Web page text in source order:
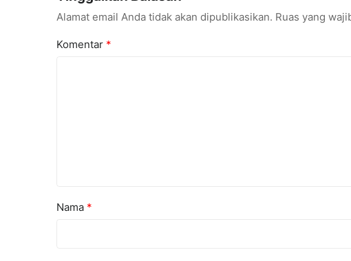
Alamat email Anda tidak akan dipublikasikan. Ruas yang
Komentar *
Nama *